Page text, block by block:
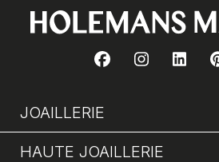
JOAILLERIE
HAUTE JOAILLERIE